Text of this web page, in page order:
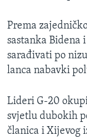
Prema
sastanka Bidena
sarađivati po
lanca nabavki
Lideri G-20
svjetlu dubokih
članica i Xijevog